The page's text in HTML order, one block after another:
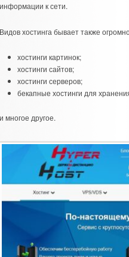
к сети.
хостинга бывает также
хостинги картинок;
хостинги сайтов;
хостинги серверов;
бекапные хостинги для
многое другое.